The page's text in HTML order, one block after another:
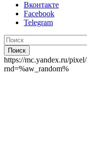
Вконтакте
Facebook
Telegram
Поиск
https://mc.yandex.ru/
rnd=%aw_random%